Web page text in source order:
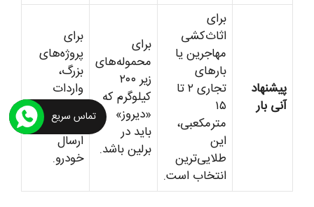
پیشنهاد
آنی بار
برای
اثاث‌کشی
مهاجرین یا
بارهای
تجاری ۲ تا
۱۵
مترمکعبی،
این
طلایی‌ترین
انتخاب است.
برای
محموله‌های
زیر ۲۰۰
کیلوگرم که
«دیروز»
باید در
برلین باشد.
برای
پروژه‌های
بزرگ،
واردات
خشکبار یا
ارسال
خودرو.
تماس سریع